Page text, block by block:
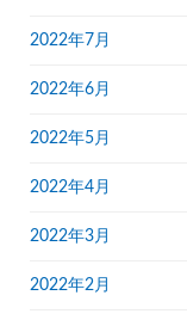
2022年7月
2022年6月
2022年5月
2022年4月
2022年3月
2022年2月